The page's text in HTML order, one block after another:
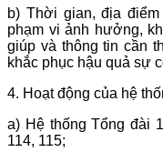
b) Thời gian, địa
phạm vi ảnh hưởng,
giúp và thông tin cần
khắc phục hậu quả sự
4. Hoạt động của hệ
a) Hệ thống Tổng đài
114, 115;